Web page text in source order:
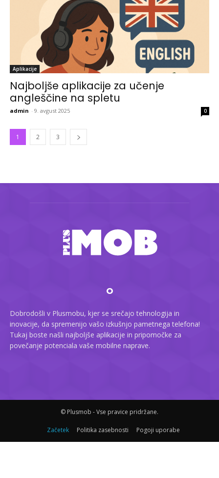
Aplikacije
Najboljše aplikacije za učenje
angleščine na spletu
admin - 9. avgust 2025 0
1 2 3
O
Dobrodošli v Plusmobu, kjer se srečajo tehnologija in
inovacije, da spremenijo vašo izkušnjo pametnega telefona!
Tukaj boste našli najboljše aplikacije in pripomočke za
povečanje potenciala vaše mobilne naprave.
© Plusmob - Vse pravice pridržane.
Začetek Politika zasebnosti Pogoji uporabe